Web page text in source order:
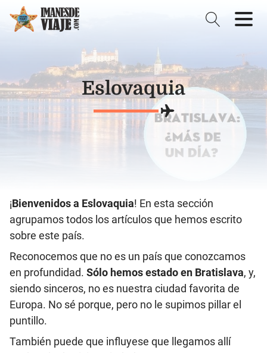
Eslovaquia
¡Bienvenidos a Eslovaquia! En esta sección
agrupamos todos los artículos que hemos escrito
sobre este país.
Reconocemos que no es un país que conozcamos
en profundidad. Sólo hemos estado en Bratislava, y,
siendo sinceros, no es nuestra ciudad favorita de
Europa. No sé porque, pero no le supimos pillar el
puntillo.
También puede que influyese que llegamos allí